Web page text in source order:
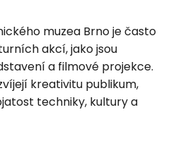
muzea Brno je často
akcí, jako jsou
a filmové projekce.
kreativitu publikum,
techniky, kultury a